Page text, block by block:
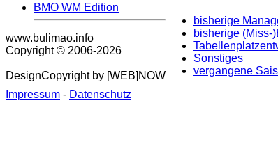
BMO WM Edition
www.bulimao.info
Copyright © 2006-2026
DesignCopyright by [WEB]NOW
bisherige
bisherige (Miss-
Sonstiges
vergangene
Impressum - Datenschutz